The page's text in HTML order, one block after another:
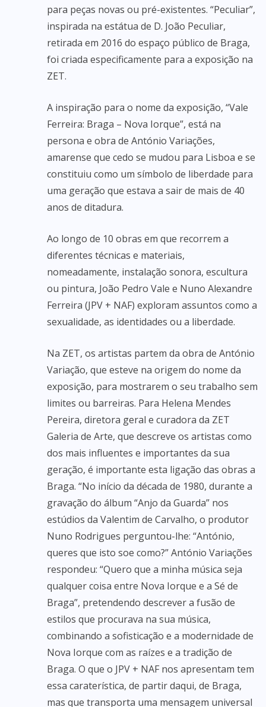
para peças novas ou pré-existentes. “Peculiar”,
inspirada na estátua de D. João Peculiar,
retirada em 2016 do espaço público de Braga,
foi criada especificamente para a exposição na
ZET.
A inspiração para o nome da exposição, “Vale
Ferreira: Braga – Nova Iorque”, está na
persona e obra de António Variações,
amarense que cedo se mudou para Lisboa e se
constituiu como um símbolo de liberdade para
uma geração que estava a sair de mais de 40
anos de ditadura.
Ao longo de 10 obras em que recorrem a
diferentes técnicas e materiais,
nomeadamente, instalação sonora, escultura
ou pintura, João Pedro Vale e Nuno Alexandre
Ferreira (JPV + NAF) exploram assuntos como a
sexualidade, as identidades ou a liberdade.
Na ZET, os artistas partem da obra de António
Variação, que esteve na origem do nome da
exposição, para mostrarem o seu trabalho sem
limites ou barreiras. Para Helena Mendes
Pereira, diretora geral e curadora da ZET
Galeria de Arte, que descreve os artistas como
dos mais influentes e importantes da sua
geração, é importante esta ligação das obras a
Braga. “No início da década de 1980, durante a
gravação do álbum “Anjo da Guarda” nos
estúdios da Valentim de Carvalho, o produtor
Nuno Rodrigues perguntou-lhe: “António,
queres que isto soe como?” António Variações
respondeu: “Quero que a minha música seja
qualquer coisa entre Nova Iorque e a Sé de
Braga”, pretendendo descrever a fusão de
estilos que procurava na sua música,
combinando a sofisticação e a modernidade de
Nova Iorque com as raízes e a tradição de
Braga. O que o JPV + NAF nos apresentam tem
essa caraterística, de partir daqui, de Braga,
mas que transporta uma mensagem universal